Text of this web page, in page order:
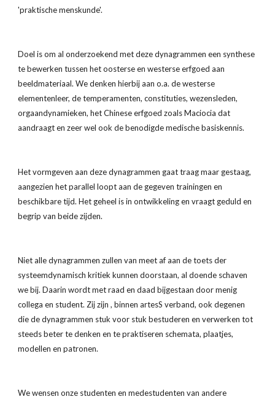
'praktische menskunde'.
Doel is om al onderzoekend met deze dynagrammen een synthese
te bewerken tussen het oosterse en westerse erfgoed aan
beeldmateriaal. We denken hierbij aan o.a. de westerse
elementenleer, de temperamenten, constituties, wezensleden,
orgaandynamieken, het Chinese erfgoed zoals Maciocia dat
aandraagt en zeer wel ook de benodigde medische basiskennis.
Het vormgeven aan deze dynagrammen gaat traag maar gestaag,
aangezien het parallel loopt aan de gegeven trainingen en
beschikbare tijd. Het geheel is in ontwikkeling en vraagt geduld en
begrip van beide zijden.
Niet alle dynagrammen zullen van meet af aan de toets der
systeemdynamisch kritiek kunnen doorstaan, al doende schaven
we bij. Daarin wordt met raad en daad bijgestaan door menig
collega en student. Zij zijn , binnen artesS verband, ook degenen
die de dynagrammen stuk voor stuk bestuderen en verwerken tot
steeds beter te denken en te praktiseren schemata, plaatjes,
modellen en patronen.
We wensen onze studenten en medestudenten van andere